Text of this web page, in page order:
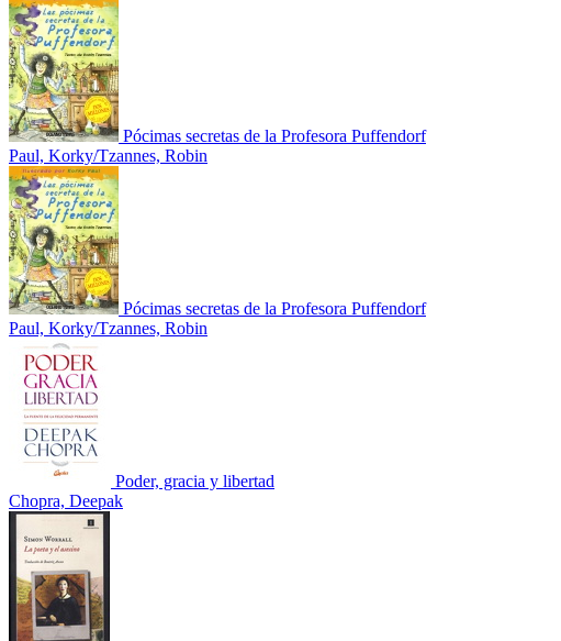
Pócimas secretas de la Profesora Puffendorf
Paul, Korky/Tzannes, Robin
Pócimas secretas de la Profesora Puffendorf
Paul, Korky/Tzannes, Robin
Poder, gracia y libertad
Chopra, Deepak